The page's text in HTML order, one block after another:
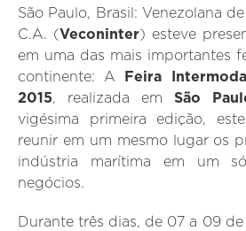
São Paulo, Brasil: Venezolana
C.A. (Veconinter) esteve
em uma das mais importantes
continente: A
Feira
2015, realizada em São
vigésima primeira edição,
reunir em um mesmo lugar os
indústria marítima em um
negócios.
Durante três dias, de 07 a 09